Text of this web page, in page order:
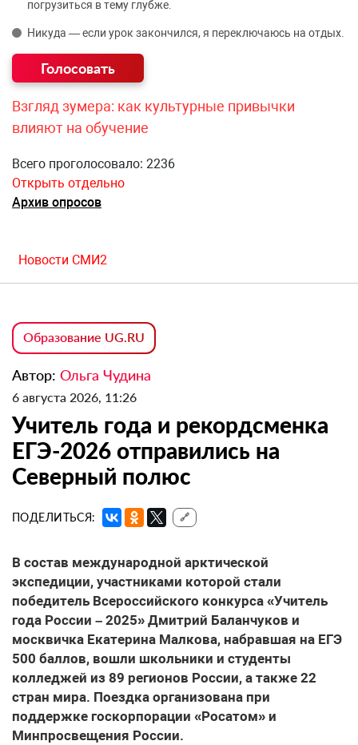
погрузиться в тему глубже.
Никуда — если урок закончился, я переключаюсь на отдых.
Взгляд зумера: как культурные привычки
влияют на обучение
Всего проголосовало: 2236
Открыть отдельно
Архив опросов
Новости СМИ2
Образование UG.RU
Автор: Ольга Чудина
6 августа 2026, 11:26
Учитель года и рекордсменка
ЕГЭ-2026 отправились на
Северный полюс
ПОДЕЛИТЬСЯ: 🔗
В состав международной арктической
экспедиции, участниками которой стали
победитель Всероссийского конкурса «Учитель
года России – 2025» Дмитрий Баланчуков и
москвичка Екатерина Малкова, набравшая на ЕГЭ
500 баллов, вошли школьники и студенты
колледжей из 89 регионов России, а также 22
стран мира. Поездка организована при
поддержке госкорпорации «Росатом» и
Минпросвещения России.